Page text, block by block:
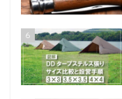
6